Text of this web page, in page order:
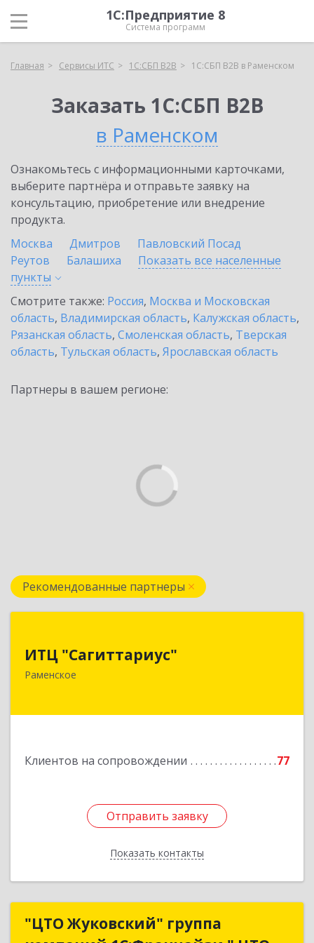
1С:Предприятие 8
Система программ
Главная Сервисы ИТС 1С:СБП B2B 1С:СБП B2B в Раменском
Заказать 1С:СБП B2B
в Раменском
Ознакомьтесь с информационными карточками,
выберите партнёра и отправьте заявку на
консультацию, приобретение или внедрение
продукта.
Москва
Дмитров
Павловский Посад
Реутов
Балашиха
Показать все населенные
пункты
Смотрите также: Россия, Москва и Московская
область, Владимирская область, Калужская область,
Рязанская область, Смоленская область, Тверская
область, Тульская область, Ярославская область
Партнеры в вашем регионе:
Рекомендованные партнеры
ИТЦ "Сагиттариус"
Раменское
Клиентов на сопровождении 77
Отправить заявку
Показать контакты
140103, Московская обл, Раменское г,
Приборостроителей ул, дом № 16А, кв.16
Подробнее
Отправить заявку
Назад
"ЦТО Жуковский" группа
"ЦТО Жуковский" группа